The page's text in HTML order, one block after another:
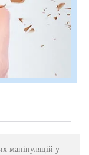
маніпуляцій у